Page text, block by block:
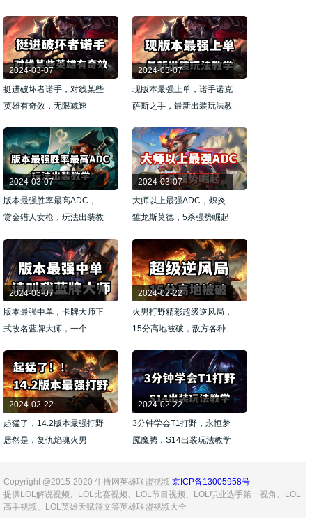
2024-03-07
挺进破坏者诺手，对线某些
英雄有奇效，无限减速
2024-03-07
现版本最强上单，诺手诺克
萨斯之手，最新出装玩法教
2024-03-07
版本最强胜率最高ADC，
赏金猎人女枪，玩法出装教
2024-03-07
大师以上最强ADC，炽炎
雏龙斯莫德，5杀强势崛起
2024-03-07
版本最强中单，卡牌大师正
式改名蓝牌大师，一个
2024-02-22
火男打野精彩超级逆风局，
15分高地被破，敌方各种
2024-02-22
起猛了，14.2版本最强打野
居然是，复仇焰魂火男
2024-02-22
3分钟学会T1打野，永恒梦
魇魔腾，S14出装玩法教学
Copyright @2015-2020 牛撸网英雄联盟视频 京ICP备13005958号
提供LOL解说视频、LOL比赛视频、LOL节目视频、LOL职业选手第一视角、LOL
高手视频、LOL英雄天赋符文等英雄联盟视频大全